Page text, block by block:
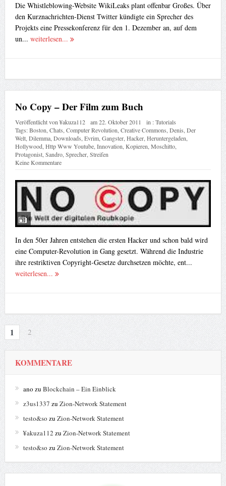
Die Whistleblowing-Website WikiLeaks plant offenbar Großes. Über
den Kurznachrichten-Dienst Twitter kündigte ein Sprecher des
Projekts eine Pressekonferenz für den 1. Dezember an, auf dem
un... weiterlesen...
No Copy – Der Film zum Buch
Veröffentlicht von¥akuza112 am22. Oktober 2011 in :Tutorials
Tags:Boston,Chats,Computer Revolution,Creative Commons,Denis,Der
Welt,Dilemma,Downloads,Evrim,Gangster,Hacker,Heruntergeladen,
Hollywood,Http Www Youtube,Innovation,Kopieren,Moschitto,
Protagonist,Sandro,Sprecher,Streifen
Keine Kommentare
In den 50er Jahren entstehen die ersten Hacker und schon bald wird
eine Computer-Revolution in Gang gesetzt. Während die Industrie
ihre restriktiven Copyright-Gesetze durchsetzen möchte, ent...
weiterlesen...
1 2
KOMMENTARE
ano zu Blockchain – Ein Einblick
z3us1337 zu Zion-Network Statement
testo&so zu Zion-Network Statement
¥akuza112 zu Zion-Network Statement
testo&so zu Zion-Network Statement